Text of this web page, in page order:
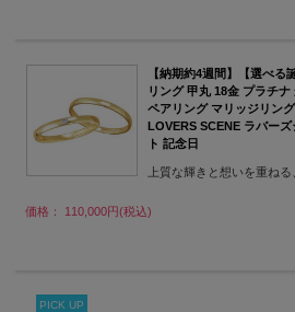
【納期約4週間】【選べる
リング 甲丸 18金 プラチ
ペアリング マリッジリン
LOVERS SCENE ラバー
ト 記念日
上質な輝きと想いを重ね
価格： 110,000円(税込)
PICK UP